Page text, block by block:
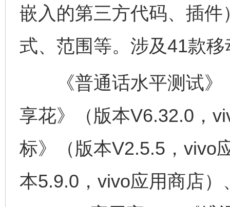
嵌入的第三方代码、插
式、范围等。涉及41款
《普通话水平测试》
享花》（版本V6.32.0，
标》（版本V2.5.5，vivo
本5.9.0，vivo应用商店